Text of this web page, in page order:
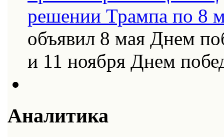
объявил 8 мая Днем
и 11 ноября Днем
Аналитика